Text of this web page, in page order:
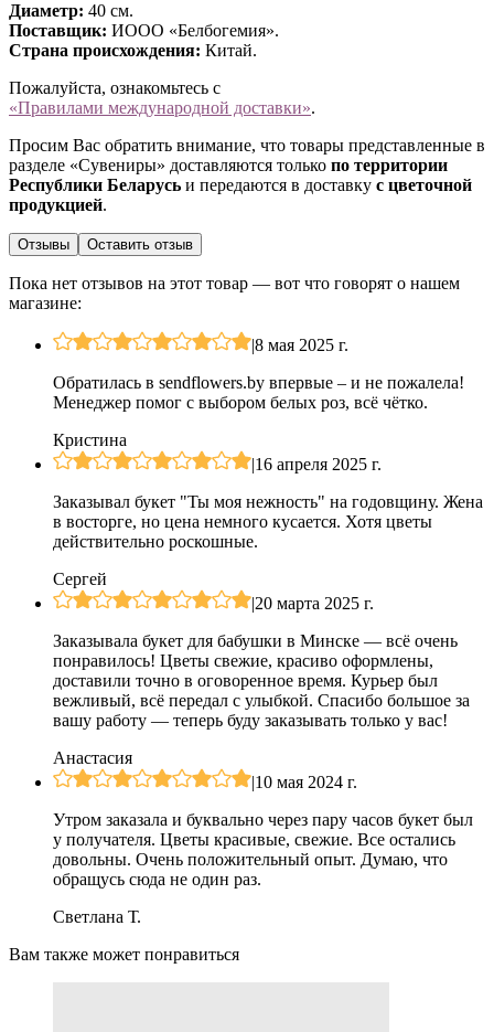
Диаметр: 40 см.
Поставщик: ИООО «Белбогемия».
Страна происхождения: Китай.
Пожалуйста, ознакомьтесь с
«Правилами международной доставки».
Просим Вас обратить внимание, что товары представленные в
разделе «Сувениры» доставляются только по территории
Республики Беларусь и передаются в доставку с цветочной
продукцией.
Отзывы Оставить отзыв
Пока нет отзывов на этот товар — вот что говорят о нашем
магазине:
|8 мая 2025 г.
Обратилась в sendflowers.by впервые – и не пожалела!
Менеджер помог с выбором белых роз, всё чётко.
Кристина
|16 апреля 2025 г.
Заказывал букет "Ты моя нежность" на годовщину. Жена
в восторге, но цена немного кусается. Хотя цветы
действительно роскошные.
Сергей
|20 марта 2025 г.
Заказывала букет для бабушки в Минске — всё очень
понравилось! Цветы свежие, красиво оформлены,
доставили точно в оговоренное время. Курьер был
вежливый, всё передал с улыбкой. Спасибо большое за
вашу работу — теперь буду заказывать только у вас!
Анастасия
|10 мая 2024 г.
Утром заказала и буквально через пару часов букет был
у получателя. Цветы красивые, свежие. Все остались
довольны. Очень положительный опыт. Думаю, что
обращусь сюда не один раз.
Светлана Т.
Вам также может понравиться